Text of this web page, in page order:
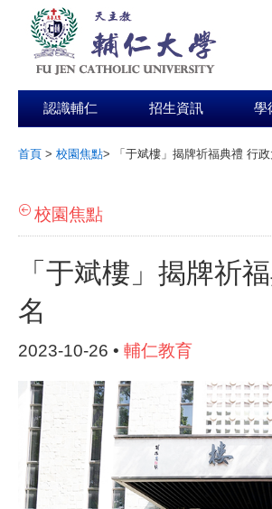
認識輔仁 招生資訊 學
首頁 > 校園焦點> 「于斌樓」揭牌祈福典禮 行
校園焦點
「于斌樓」揭牌祈
名
2023-10-26 • 輔仁教育